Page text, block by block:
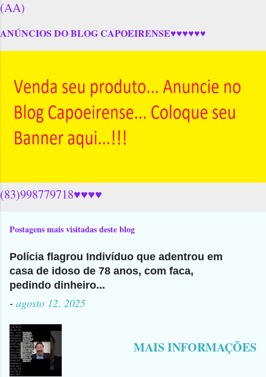
(AA)
ANÚNCIOS DO BLOG CAPOEIRENSE♥♥♥♥♥♥
(83)998779718♥♥♥♥
Postagens mais visitadas deste blog
Polícia flagrou Indivíduo que adentrou em
casa de idoso de 78 anos, com faca,
pedindo dinheiro...
- agosto 12, 2025
MAIS INFORMAÇÕES